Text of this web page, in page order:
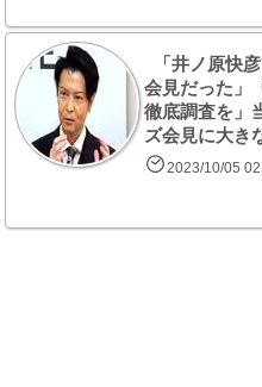
「井ノ原快
会見だった」
徹底調査を」
ズ会見に大き
2023/10/05